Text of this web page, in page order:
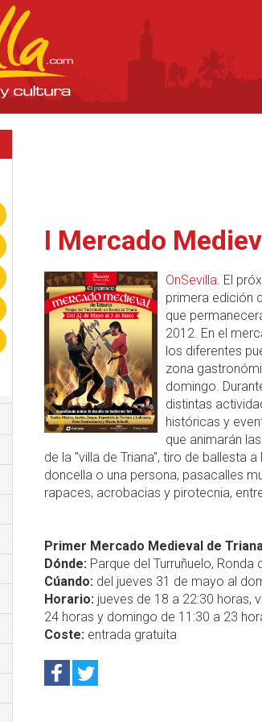
I Mercado
OnSevilla. El
primera edición
que
2012. En el
los diferentes
zona
domingo.
distintas
históricas y
que animarán
de la "villa de Triana", tiro de ballesta
doncella o una persona, pasacalles
rapaces, acrobacias y pirotecnia,
Primer Mercado Medieval de
Dónde: Parque del Turruñuelo, Ronda
Cúando: del jueves 31 de mayo al
Horario: jueves de 18 a 22:30 horas,
24 horas y domingo de 11:30 a 23
Coste: entrada gratuita